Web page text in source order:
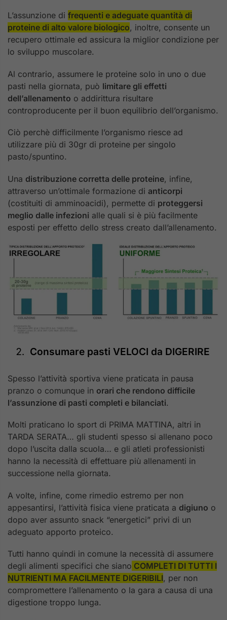
L’assunzione di frequenti e adeguate quantità di
proteine di alto valore biologico, inoltre, consente un
recupero ottimale ed assicura la miglior condizione per
lo sviluppo muscolare.
Al contrario, assumere le proteine solo in uno o due
pasti nella giornata, può limitare gli effetti
dell’allenamento o addirittura risultare
controproducente per il buon equilibrio dell’organismo.
Ciò perchè difficilmente l’organismo riesce ad
utilizzare più di 30gr di proteine per singolo
pasto/spuntino.
Una distribuzione corretta delle proteine, infine,
attraverso un’ottimale formazione di anticorpi
(costituiti di amminoacidi), permette di proteggersi
meglio dalle infezioni alle quali si è più facilmente
esposti per effetto dello stress creato dall’allenamento.
Consumare pasti VELOCI da DIGERIRE
Spesso l’attività sportiva viene praticata in pausa
pranzo o comunque in orari che rendono difficile
l’assunzione di pasti completi e bilanciati.
Molti praticano lo sport di PRIMA MATTINA, altri in
TARDA SERATA… gli studenti spesso si allenano poco
dopo l’uscita dalla scuola… e gli atleti professionisti
hanno la necessità di effettuare più allenamenti in
successione nella giornata.
A volte, infine, come rimedio estremo per non
appesantirsi, l’attività fisica viene praticata a digiuno o
dopo aver assunto snack “energetici” privi di un
adeguato apporto proteico.
Tutti hanno quindi in comune la necessità di assumere
degli alimenti specifici che siano COMPLETI DI TUTTI I
NUTRIENTI MA FACILMENTE DIGERIBILI, per non
compromettere l’allenamento o la gara a causa di una
digestione troppo lunga.